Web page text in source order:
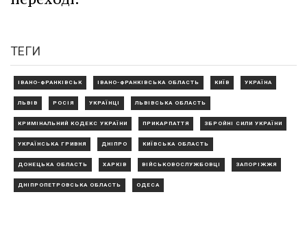
ТЕГИ
ІВАНО-ФРАНКІВСЬК ІВАНО-ФРАНКІВСЬКА ОБЛАСТЬ КИЇВ УКРАЇНА
ЛЬВІВ РОСІЯ УКРАЇНЦІ ЛЬВІВСЬКА ОБЛАСТЬ
КРИМІНАЛЬНИЙ КОДЕКС УКРАЇНИ ПРИКАРПАТТЯ ЗБРОЙНІ СИЛИ УКРАЇНИ
УКРАЇНСЬКА ГРИВНЯ ДНІПРО КИЇВСЬКА ОБЛАСТЬ
ДОНЕЦЬКА ОБЛАСТЬ ХАРКІВ ВІЙСЬКОВОСЛУЖБОВЦІ ЗАПОРІЖЖЯ
ДНІПРОПЕТРОВСЬКА ОБЛАСТЬ ОДЕСА